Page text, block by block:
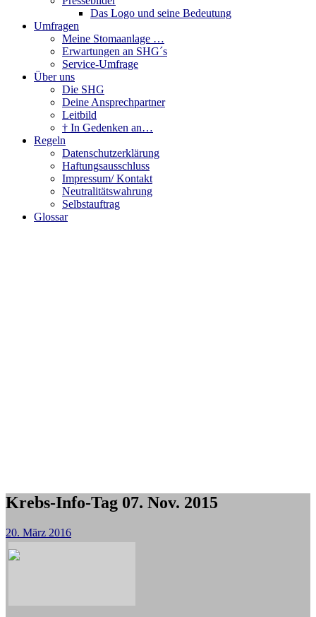
Das Logo und seine Bedeutung
Umfragen
Meine Stomaanlage …
Erwartungen an SHG´s
Service-Umfrage
Über uns
Die SHG
Deine Ansprechpartner
Leitbild
† In Gedenken an…
Regeln
Datenschutzerklärung
Haftungsausschluss
Impressum/ Kontakt
Neutralitätswahrung
Selbstauftrag
Glossar
Krebs-Info-Tag 07. Nov. 2015
20. März 2016